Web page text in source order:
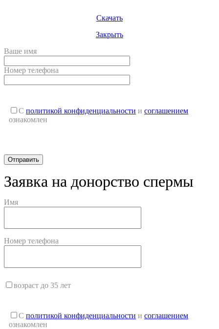
Скачать
Закрыть
Ваше имя
Номер телефона
С политикой конфиденциальности и соглашением
ознакомлен
Заявка на донорство спермы
Имя
Номер телефона
возраст до 35 лет
С политикой конфиденциальности и соглашением
ознакомлен